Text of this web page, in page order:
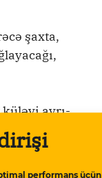
performans üçün
şaxta,
küləyi ayrı-
şaxta,